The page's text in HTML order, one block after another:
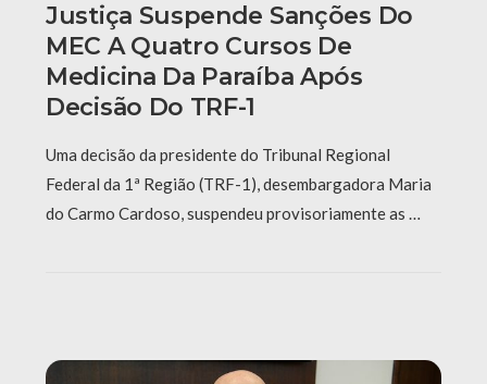
Justiça Suspende Sanções Do
MEC A Quatro Cursos De
Medicina Da Paraíba Após
Decisão Do TRF-1
Uma decisão da presidente do Tribunal Regional
Federal da 1ª Região (TRF-1), desembargadora Maria
do Carmo Cardoso, suspendeu provisoriamente as …